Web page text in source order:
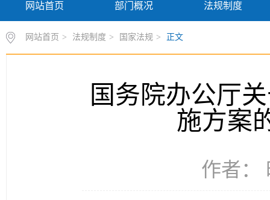
网站首页 部门概况 法规制度
网站首页 > 法规制度 > 国家法规 > 正文
国务院办公厅
施方案
作者：